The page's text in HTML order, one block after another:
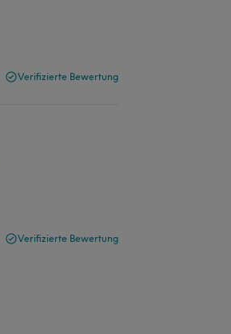
Verifizierte Bewertung
Verifizierte Bewertung